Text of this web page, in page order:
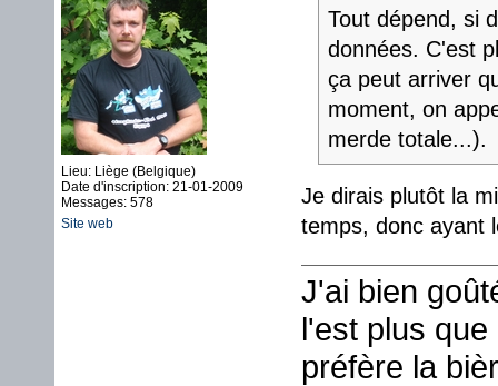
Lieu: Liège (Belgique)
Date d'inscription: 21-01-2009
Messages: 578
Site web
Tout dépend, si
données. C'est
ça peut arriver
moment, on
merde totale...).
Je dirais plutôt la
temps, donc
J'ai bien
l'est plus
préfère la